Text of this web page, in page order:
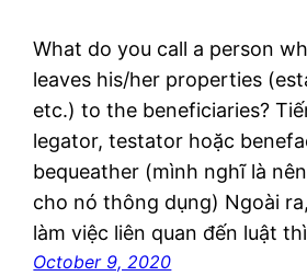
What do you call a person
leaves his/her properties
etc.) to the beneficiaries?
legator, testator hoặc
bequeather (mình nghĩ là
cho nó thông dụng) Ngoài
làm việc liên quan đến luật
October 9, 2020